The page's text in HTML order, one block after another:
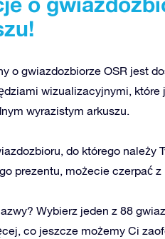
o gwiazdozbiorze OSR jest
wizualizacyjnymi, które
wyrazistym arkuszu.
do którego należy
prezentu, możecie czerpać
Wybierz jeden z 88
co jeszcze możemy Ci